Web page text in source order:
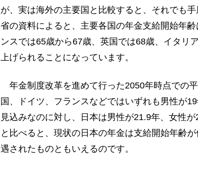
が、実は海外の主要国と比較すると、それでも
省の資料によると、主要各国の年金支給開始年
ンスでは65歳から67歳、英国では68歳、イタリ
上げられることになっています。
年金制度改革を進めて行った2050年時点での
国、ドイツ、フランスなどではいずれも男性が
見込みなのに対し、日本は男性が21.9年、女性
と比べると、現状の日本の年金は支給開始年齢
遇されたものともいえるのです。